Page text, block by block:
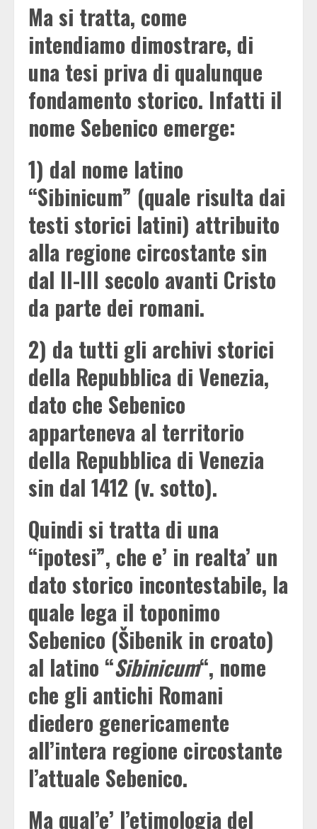
Ma si tratta, come
intendiamo dimostrare, di
una tesi priva di qualunque
fondamento storico. Infatti il
nome Sebenico emerge:
1) dal nome latino
“Sibinicum” (quale risulta dai
testi storici latini) attribuito
alla regione circostante sin
dal II-III secolo avanti Cristo
da parte dei romani.
2) da tutti gli archivi storici
della Repubblica di Venezia,
dato che Sebenico
apparteneva al territorio
della Repubblica di Venezia
sin dal 1412 (v. sotto).
Quindi si tratta di una
“ipotesi”, che e’ in realta’ un
dato storico incontestabile, la
quale lega il toponimo
Sebenico (Šibenik in croato)
al latino “Sibinicum“, nome
che gli antichi Romani
diedero genericamente
all’intera regione circostante
l’attuale Sebenico.
Ma qual’e’ l’etimologia del